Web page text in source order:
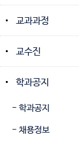
교과과정
교수진
학과공지
- 학과공지
- 채용정보